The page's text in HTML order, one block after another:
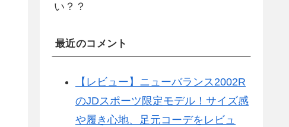
い？？
最近のコメント
【レビュー】ニューバランス2002R
のJDスポーツ限定モデル！サイズ感
や履き心地、足元コーデをレビュ